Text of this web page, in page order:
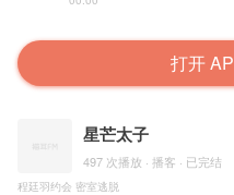
打开
星芒太子
497 次播放 · 播客 · 已完结
程廷羽约会 密室逃脱